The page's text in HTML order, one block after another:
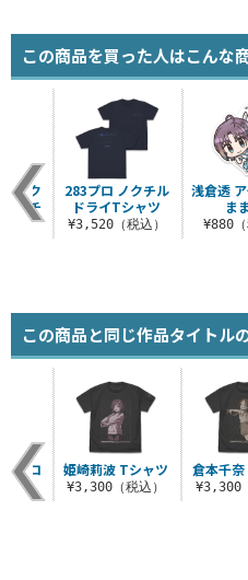
この商品を買った人はこんな
浅倉透
ま
¥880（
スク
ルチ
ー
283プロ ノクチル
ドライTシャツ
¥3,520（税込）
この商品と同じ作品タイトル
倉本千
¥3,300
ロ
ツ
込）
姫崎莉波 Tシャツ
¥3,300（税込）